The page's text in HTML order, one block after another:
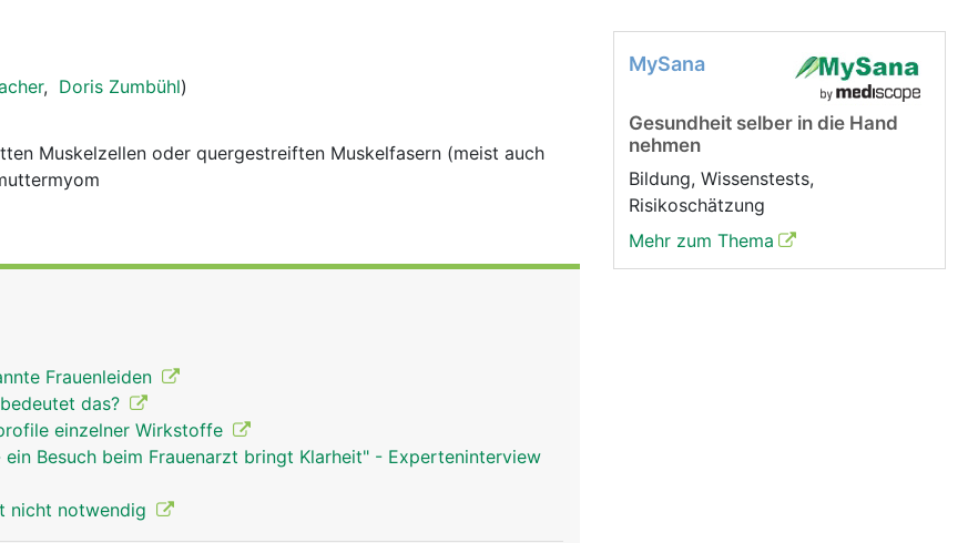
, Doris Zumbühl)
Muskelzellen oder quergestreiften Muskelfasern (meist auch
Frauenleiden
das?
einzelner Wirkstoffe
Besuch beim Frauenarzt bringt Klarheit" - Experteninterview
nicht notwendig
MySana
Gesundheit selber in die Hand
nehmen
Bildung, Wissenstests,
Risikoschätzung
Mehr zum Thema